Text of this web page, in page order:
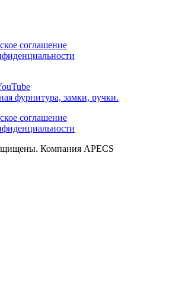
соглашение
соглашение
Компания APECS